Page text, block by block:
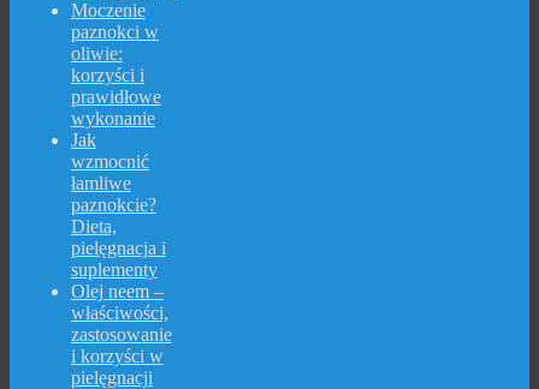
Moczenie
paznokci w
oliwie:
korzyści i
prawidłowe
wykonanie
Jak
wzmocnić
łamliwe
paznokcie?
Dieta,
pielęgnacja i
suplementy
Olej neem –
właściwości,
zastosowanie
i korzyści w
pielęgnacji